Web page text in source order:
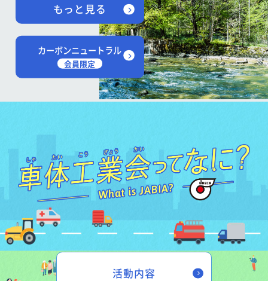
もっと見る
カーボンニュートラル
会員限定
活動内容